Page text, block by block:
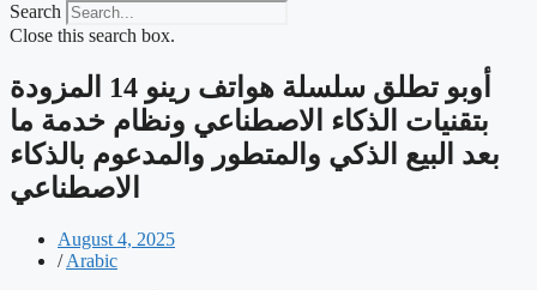
Search
Close this search box.
‫أوبو تطلق سلسلة هواتف رينو 14 المزودة
بتقنيات الذكاء الاصطناعي ونظام خدمة ما
بعد البيع الذكي والمتطور والمدعوم بالذكاء
الاصطناعي
August 4, 2025
/ Arabic